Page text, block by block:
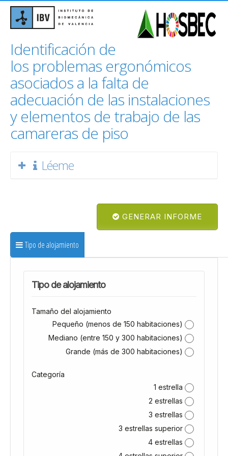
Identificación de
los problemas ergonómicos
asociados a la falta de
adecuación de las instalaciones
y elementos de trabajo de las
camareras de piso
Léeme
GENERAR INFORME
Tipo de alojamiento
Tipo de alojamiento
Tamaño del alojamiento
Pequeño (menos de 150 habitaciones)
Mediano (entre 150 y 300 habitaciones)
Grande (más de 300 habitaciones)
Categoría
1 estrella
2 estrellas
3 estrellas
3 estrellas superior
4 estrellas